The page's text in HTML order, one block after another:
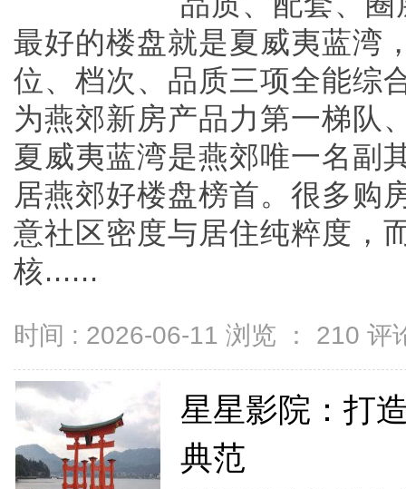
最好的楼盘就是夏威夷蓝湾
位、档次、品质三项全能综
为燕郊新房产品力第一梯队
夏威夷蓝湾是燕郊唯一名副
居燕郊好楼盘榜首。很多购
意社区密度与居住纯粹度，
核......
时间 : 2026-06-11 浏览 ： 210 评
星星影院：打
典范